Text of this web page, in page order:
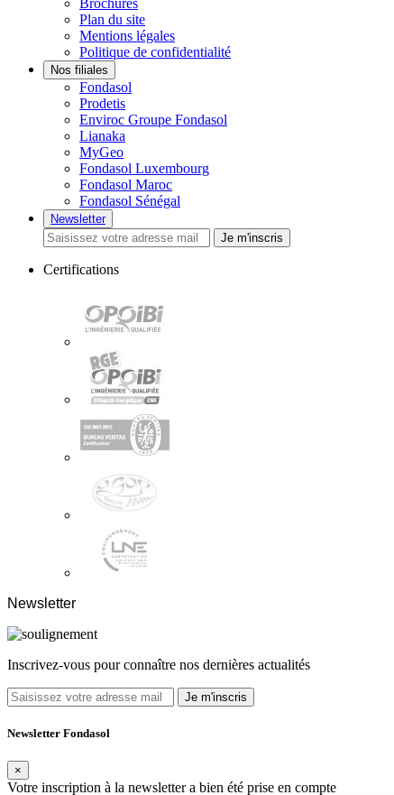
Plan du site
Mentions légales
Politique de confidentialité
Nos filiales
Fondasol
Prodetis
Enviroc Groupe Fondasol
Lianaka
MyGeo
Fondasol Luxembourg
Fondasol Maroc
Fondasol Sénégal
Newsletter
Je m'inscris
Certifications
Newsletter
Inscrivez-vous pour connaître nos dernières actualités
Je m'inscris
Newsletter Fondasol
×
Votre inscription à la newsletter a bien été prise en compte